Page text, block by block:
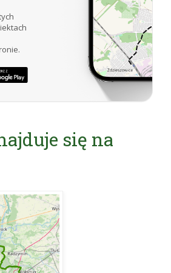
głaz został
w pobliże leśniczówki w
?Rezerwat_Grabicz
się na